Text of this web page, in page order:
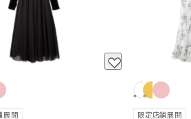
展開 限定店舗展開